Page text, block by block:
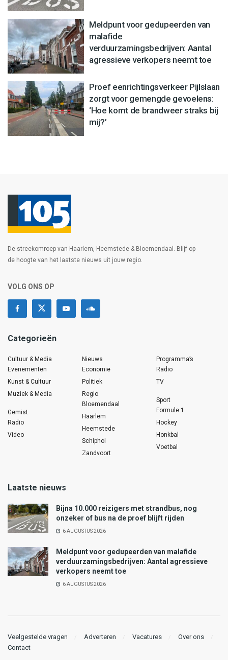
Meldpunt voor gedupeerden van
malafide
verduurzamingsbedrijven: Aantal
agressieve verkopers neemt toe
Proef eenrichtingsverkeer Pijlslaan
zorgt voor gemengde gevoelens:
‘Hoe komt de brandweer straks bij
mij?’
De streekomroep van Haarlem, Heemstede & Bloemendaal. Blijf op
de hoogte van het laatste nieuws uit jouw regio.
VOLG ONS OP
Categorieën
Cultuur & Media
Evenementen
Kunst & Cultuur
Muziek & Media
Gemist
Radio
Video
Nieuws
Economie
Politiek
Regio
Bloemendaal
Haarlem
Heemstede
Schiphol
Zandvoort
Programma’s
Radio
TV
Sport
Formule 1
Hockey
Honkbal
Voetbal
Laatste nieuws
Bijna 10.000 reizigers met strandbus, nog
onzeker of bus na de proef blijft rijden
6 AUGUSTUS 2026
Meldpunt voor gedupeerden van malafide
verduurzamingsbedrijven: Aantal agressieve
verkopers neemt toe
6 AUGUSTUS 2026
Veelgestelde vragen Adverteren Vacatures
Over ons
Contact